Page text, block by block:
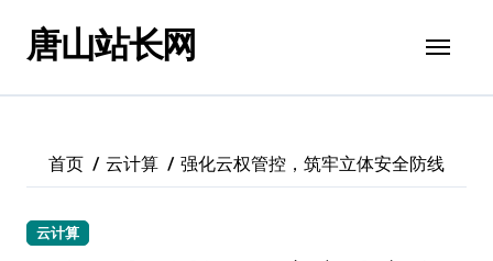
唐山站长网
首页 云计算 强化云权管控，筑牢立体安全防线
云计算